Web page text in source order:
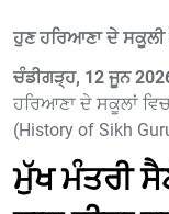
ਹੁਣ ਹਰਿਆਣਾ ਦੇ
ਚੰਡੀਗੜ੍ਹ, 12 ਜੂਨ
ਹਰਿਆਣਾ ਦੇ ਸਕੂਲਾਂ
(History of Sikh
ਮੁੱਖ ਮੰਤਰੀ